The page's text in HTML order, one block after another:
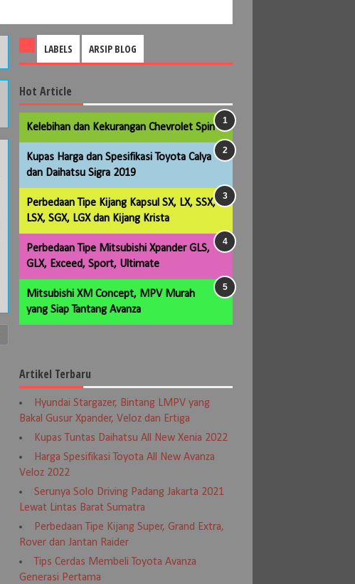
LABELS ARSIP BLOG
Hot Article
Kelebihan dan Kekurangan Chevrolet Spin
Kupas Harga dan Spesifikasi Toyota Calya
dan Daihatsu Sigra 2019
Perbedaan Tipe Kijang Kapsul SX, LX, SSX,
LSX, SGX, LGX dan Kijang Krista
Perbedaan Tipe Mitsubishi Xpander GLS,
GLX, Exceed, Sport, Ultimate
Mitsubishi XM Concept, MPV Murah
yang Siap Tantang Avanza
Artikel Terbaru
Hyundai Stargazer, Bintang LMPV yang
Bakal Gusur Xpander, Veloz dan Ertiga
Kupas Tuntas Daihatsu All New Xenia 2022
Harga Spesifikasi Toyota All New Avanza
Veloz 2022
Serunya Solo Driving Padang Jakarta 2021
Lewat Lintas Barat Sumatra
Perbedaan Tipe Kijang Super, Grand Extra,
Rover dan Jantan Raider
Tips Cerdas Membeli Toyota Avanza
Generasi Pertama